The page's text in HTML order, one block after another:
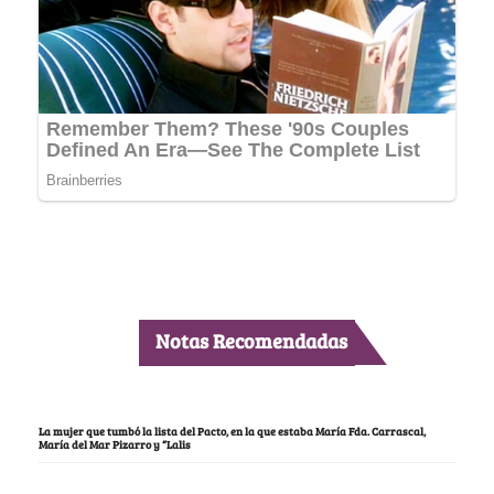
Notas Recomendadas
La mujer que tumbó la lista del Pacto, en la que estaba María Fda. Carrascal,
María del Mar Pizarro y “Lalis